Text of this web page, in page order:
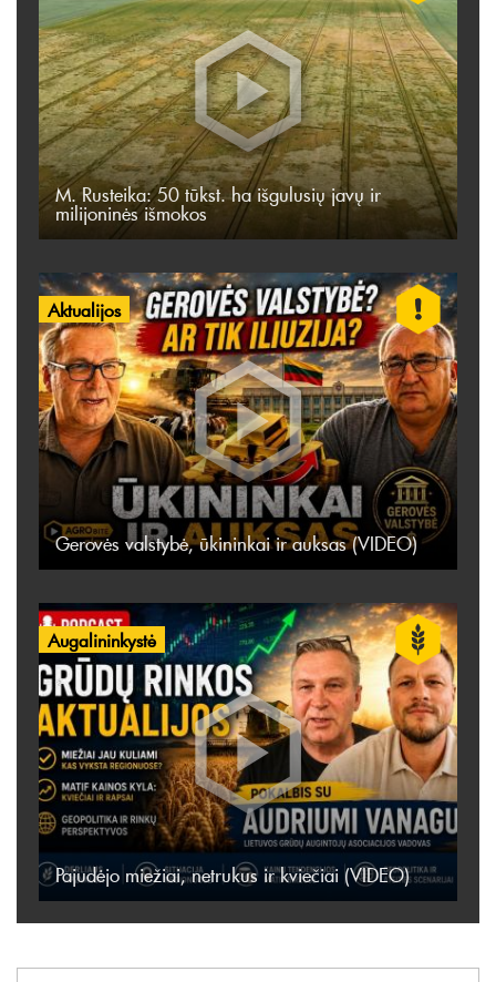
M. Rusteika: 50 tūkst. ha išgulusių javų ir
milijoninės išmokos
Aktualijos
Gerovės valstybė, ūkininkai ir auksas (VIDEO)
Augalininkystė
Pajudėjo miežiai, netrukus ir kviečiai (VIDEO)